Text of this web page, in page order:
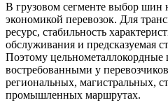
В грузовом сегменте выбор шин
экономикой перевозок. Для
ресурс, стабильность
обслуживания и предсказуемая
Поэтому
востребованными у
региональных, магистральных,
промышленных маршрутах.